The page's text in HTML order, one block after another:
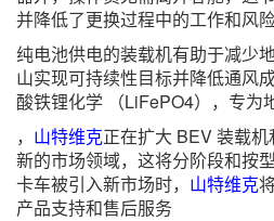
并降低了更换过程中的工作和风
纯电池供电的装载机有助于减少
山实现可持续性目标并降低通风
酸铁锂化学 （LiFePO4），专为
， 山特维克正在扩大 BEV 装载
新的市场领域，这将分阶段和按
卡车被引入新市场时， 山特维克
产品支持和售后服务